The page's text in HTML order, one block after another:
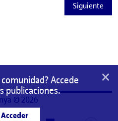
Siguiente
Accede
publicaciones.
Acceder
×
© 2026